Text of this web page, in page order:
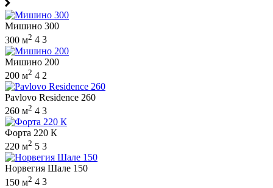
Мишино 300
300 м2 4 3
Мишино 200
200 м2 4 2
Pavlovo Residence 260
260 м2 4 3
Форта 220 К
220 м2 5 3
Норвегия Шале 150
150 м2 4 3